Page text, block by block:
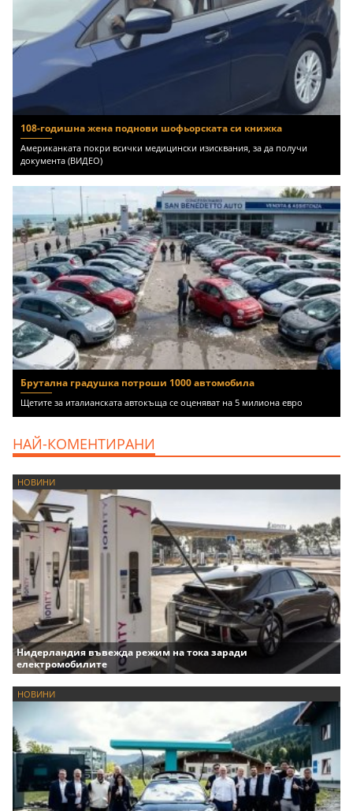
108-годишна жена поднови шофьорската си книжка
Американката покри всички медицински изисквания, за да получи
документа (ВИДЕО)
Брутална градушка потроши 1000 автомобила
Щетите за италианската автокъща се оценяват на 5 милиона евро
НАЙ-КОМЕНТИРАНИ
НОВИНИ
Нидерландия въвежда режим на тока заради
електромобилите
НОВИНИ